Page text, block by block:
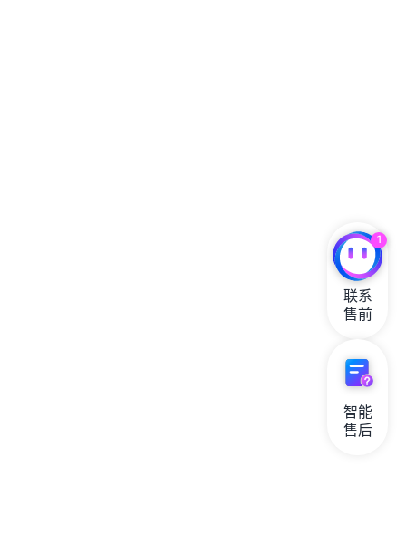
1
联系
售前
智能
售后